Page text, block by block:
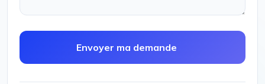
Envoyer ma demande